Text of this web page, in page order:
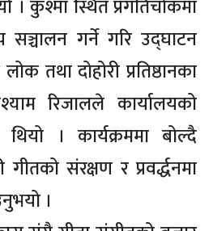
। कुश्मा स्थित प्रगतिचोकमा
सञ्चालन गर्ने गरि उद्घाटन
तथा दोहोरी प्रतिष्ठानका
रिजालले कार्यालयको
। कार्यक्रममा बोल्दै
संरक्षण र प्रवर्द्धनमा
।